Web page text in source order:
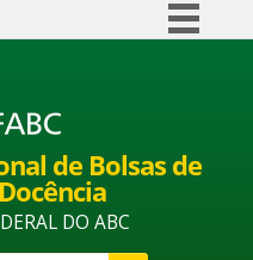
Acesso à informação
Legislação
Canais
de Bolsas de
DO ABC